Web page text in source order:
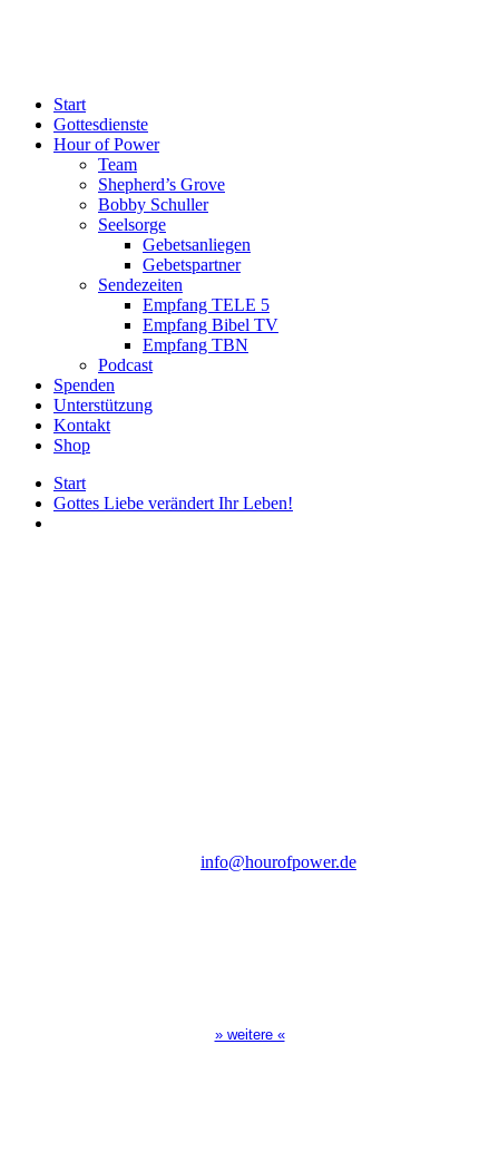
Start
Gottesdienste
Hour of Power
Team
Shepherd’s Grove
Bobby Schuller
Seelsorge
Gebetsanliegen
Gebetspartner
Sendezeiten
Empfang TELE 5
Empfang Bibel TV
Empfang TBN
Podcast
Spenden
Unterstützung
Kontakt
Shop
Start
Gottes Liebe verändert Ihr Leben!
info@hourofpower.de
» weitere «